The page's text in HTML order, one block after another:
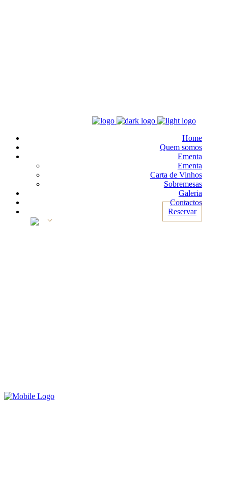
Home
Quem somos
Ementa
Ementa
Carta de Vinhos
Sobremesas
Galeria
Contactos
Reservar